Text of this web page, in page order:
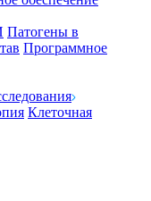
Патогены в
Программное
Клеточная